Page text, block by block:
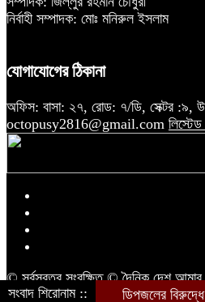
নির্বাহী সম্পাদক: মোঃ মনিরুল ইসলাম
যোগাযোগের ঠিকানা
অফিস: বাসা: ২৭, রোড: ৭/ডি, সেক্টর :৯,
octopusy2816@gmail.com
© সর্বস্বত্ব সংরক্ষিত © দৈনিক দেশ আমার
সংবাদ শিরোনাম ::
ডিপজলের বিরুদ্ধে